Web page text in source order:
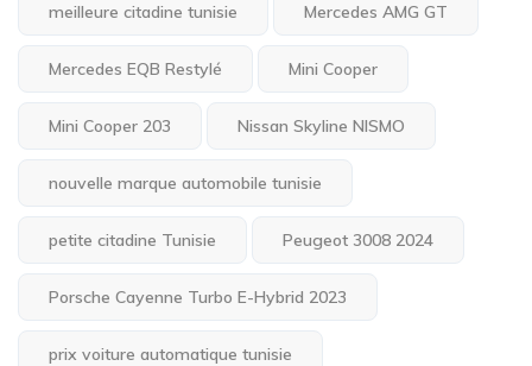
meilleure citadine tunisie Mercedes AMG GT
Mercedes EQB Restylé Mini Cooper
Mini Cooper 203 Nissan Skyline NISMO
nouvelle marque automobile tunisie
petite citadine Tunisie Peugeot 3008 2024
Porsche Cayenne Turbo E-Hybrid 2023
prix voiture automatique tunisie